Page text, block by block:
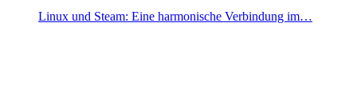
Linux und Steam: Eine harmonische Verbindung im…